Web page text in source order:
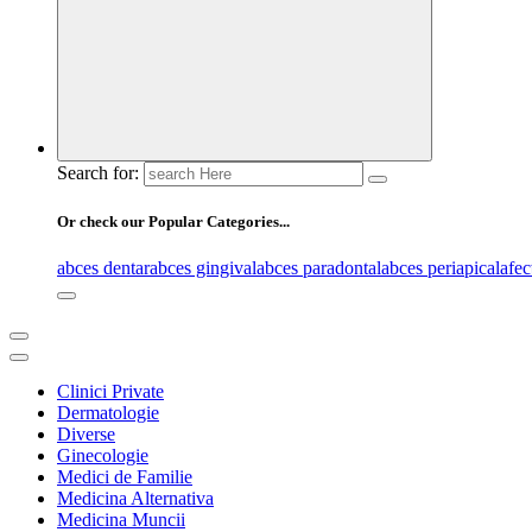
Search for:
Or check our Popular Categories...
abces dentarabces gingivalabces paradontalabces periapical
Clinici Private
Dermatologie
Diverse
Ginecologie
Medici de Familie
Medicina Alternativa
Medicina Muncii